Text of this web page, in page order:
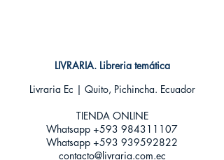
LIVRARIA. Libreria temática
Livraria Ec | Quito, Pichincha. Ecuador
TIENDA ONLINE​
Whatsapp +593 984311107
Whatsapp +593 939592822
contacto@livraria.com.ec